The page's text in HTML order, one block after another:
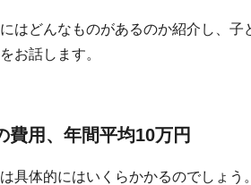
はどんなものがあるのか紹介し、子
お話します。
費用、年間平均10万円
具体的にはいくらかかるのでしょ